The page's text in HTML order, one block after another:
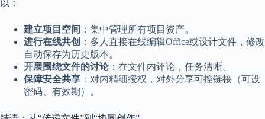
以：
建立项目空间 ：集中管理所有项目资产。
进行在线共创 ：多人直接在线编辑Office或设计文件，修改
自动保存为历史版本。
开展围绕文件的讨论：在文件内评论，任务清晰。
保障安全共享 ：对内精细授权，对外分享可控链接（可设
密码、有效期）。